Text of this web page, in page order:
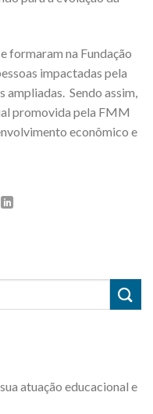
formaram na Fundação
impactadas pela
ampliadas. Sendo assim,
promovida pela FMM
econômico e
atuação educacional e